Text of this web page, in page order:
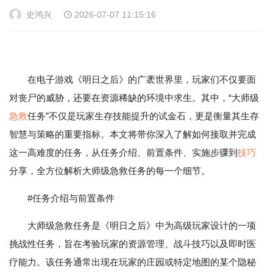
史鸿兴 2026-07-07 11:15:16
在电子游戏《明日之后》的广袤世界里，玩家们不仅要面
对丧尸的威胁，还要在资源稀缺的环境中求生。其中，“大师级
急救任务”不仅是玩家生存技能提升的试金石，更是衡量其生存
智慧与策略的重要指标。本文将带你深入了解如何接取并完成
这一高难度的任务，从任务介绍、前置条件、实施步骤到 技巧
分享，全方位解析大师级急救任务的每一个细节。
#任务介绍与前置条件
大师级急救任务是《明日之后》中为高级玩家设计的一项
挑战性任务，旨在考验玩家的资源管理、战斗技巧以及即时医
疗能力。该任务通常出现在玩家的庄园或特定地图的某个隐秘